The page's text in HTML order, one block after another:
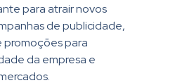
para atrair novos
de publicidade,
promoções para
da empresa e